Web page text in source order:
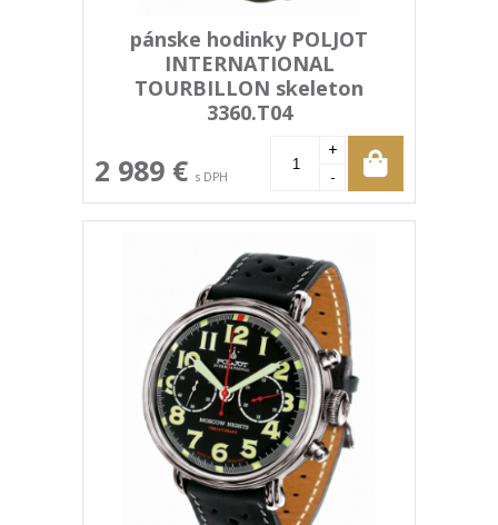
pánske hodinky POLJOT
INTERNATIONAL
TOURBILLON skeleton
3360.T04
2 989 € s DPH
+
-